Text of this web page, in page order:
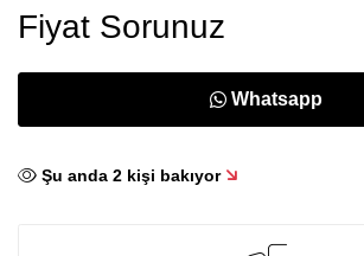
Fiyat Sorunuz
Whatsapp
Şu anda 2 kişi bakıyor